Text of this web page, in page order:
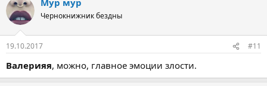
Чернокнижник бездны
19.10.2017 #11
Валерияя, можно, главное эмоции злости.